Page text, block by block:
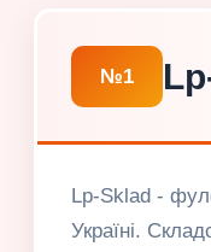
№1
Lp-Sklad -
Україні.